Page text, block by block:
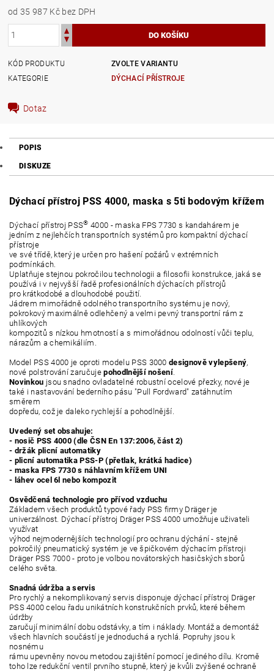
od 35 987 Kč bez DPH
KÓD PRODUKTU
ZVOLTE VARIANTU
KATEGORIE
DÝCHACÍ PŘÍSTROJE
Dotaz
POPIS
DISKUZE
Dýchací přístroj PSS 4000, maska s 5ti bodovým křížem
Dýchací přístroj PSS® 4000 - maska FPS 7730 s kandahárem je
jedním z nejlehčích transportních systémů pro kompaktní dýchací
přístroje
ve své třídě, který je určen pro hašení požárů v extrémních
podmínkách.
Uplatňuje stejnou pokročilou technologii a filosofii konstrukce, jaká se
používá i v nejvyšší řadě profesionálních dýchacích přístrojů
pro krátkodobé a dlouhodobé použití.
Jádrem mimořádně odolného transportního systému je nový,
pokrokový maximálně odlehčený a velmi pevný transportní rám z
uhlíkových
kompozitů s nízkou hmotností a s mimořádnou odolností vůči teplu,
nárazům a chemikáliím.
Model PSS 4000 je oproti modelu PSS 3000designově vylepšený,
nové polstrování zaručujepohodlnější nošení.
Novinkou jsou snadno ovladatelné robustní ocelové přezky, nové je
také i nastavování bederního pásu "Pull Fordward" zatáhnutím
směrem
dopředu, což je daleko rychlejší a pohodlnější.
Uvedený set obsahuje:
- nosič PSS 4000 (dle ČSN En 137:2006, část 2)
- držák plicní automatiky
- plicní automatika PSS-P (přetlak, krátká hadice)
- maska FPS 7730 s náhlavním křížem UNI
- láhev ocel 6l nebo kompozit
Osvědčená technologie pro přívod vzduchu
Základem všech produktů typové řady PSS firmy Dräger je
univerzálnost. Dýchací přístroj Dräger PSS 4000 umožňuje uživateli
využívat
výhod nejmodernějších technologií pro ochranu dýchání - stejně
pokročilý pneumatický systém je ve špičkovém dýchacím přístroji
Dräger PSS 7000 - proto je volbou novátorských hasičských sborů
celého světa.
Snadná údržba a servis
Pro rychlý a nekomplikovaný servis disponuje dýchací přístroj Dräger
PSS 4000 celou řadu unikátních konstrukčních prvků, které během
údržby
zaručují minimální dobu odstávky, a tím i náklady. Montáž a demontáž
všech hlavních součástí je jednoduchá a rychlá. Popruhy jsou k
nosnému
rámu upevněny novou metodou zajištění pomocí jediného dílu. Kromě
toho lze redukční ventil prvního stupně, který je kvůli zvýšené ochraně